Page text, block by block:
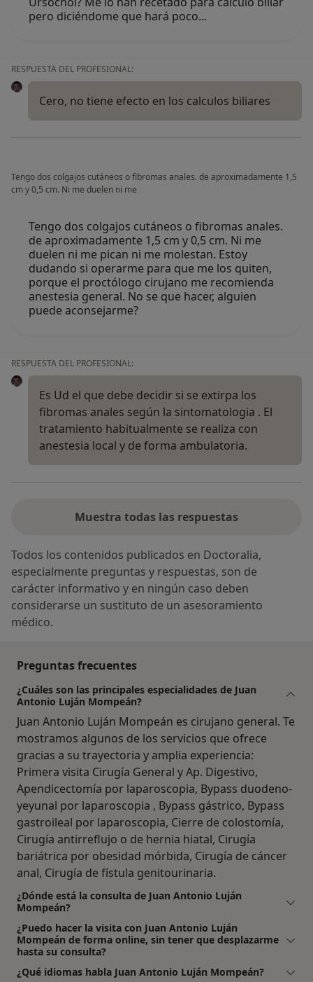
pero diciéndome que hará poco...
RESPUESTA DEL PROFESIONAL:
Cero, no tiene efecto en los calculos biliares
Tengo dos colgajos cutáneos o fibromas anales. de aproximadamente 1,5
cm y 0,5 cm. Ni me duelen ni me
Tengo dos colgajos cutáneos o fibromas anales.
de aproximadamente 1,5 cm y 0,5 cm. Ni me
duelen ni me pican ni me molestan. Estoy
dudando si operarme para que me los quiten,
porque el proctólogo cirujano me recomienda
anestesia general. No se que hacer, alguien
puede aconsejarme?
RESPUESTA DEL PROFESIONAL:
Es Ud el que debe decidir si se extirpa los
fibromas anales según la sintomatologia . El
tratamiento habitualmente se realiza con
anestesia local y de forma ambulatoria.
Muestra todas las respuestas
Todos los contenidos publicados en Doctoralia,
especialmente preguntas y respuestas, son de
carácter informativo y en ningún caso deben
considerarse un sustituto de un asesoramiento
médico.
Preguntas frecuentes
¿Cuáles son las principales especialidades de Juan
Antonio Luján Mompeán?
Juan Antonio Luján Mompeán es cirujano general. Te
mostramos algunos de los servicios que ofrece
gracias a su trayectoria y amplia experiencia:
Primera visita Cirugía General y Ap. Digestivo,
Apendicectomía por laparoscopia, Bypass duodeno-
yeyunal por laparoscopia , Bypass gástrico, Bypass
gastroileal por laparoscopia, Cierre de colostomía,
Cirugía antirreflujo o de hernia hiatal, Cirugía
bariátrica por obesidad mórbida, Cirugía de cáncer
anal, Cirugía de fístula genitourinaria.
¿Dónde está la consulta de Juan Antonio Luján
Mompeán?
¿Puedo hacer la visita con Juan Antonio Luján
Mompeán de forma online, sin tener que desplazarme
hasta su consulta?
¿Qué idiomas habla Juan Antonio Luján Mompeán?